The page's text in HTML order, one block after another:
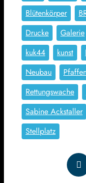
Blütenkörper
Drucke
Galerie
kuk44
kunst
Neubau
Rettungswache
Sabine Ackstaller
Stellplatz